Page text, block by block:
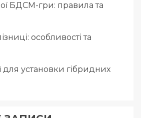
БДСМ-гри: правила та
особливості та
для установки гібридних